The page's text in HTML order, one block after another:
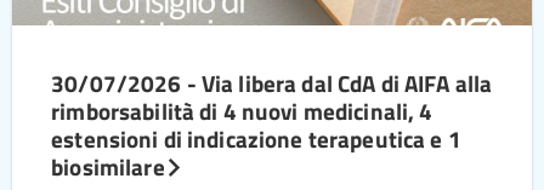
30/07/2026 - Via libera dal CdA di AIFA alla
rimborsabilità di 4 nuovi medicinali, 4
estensioni di indicazione terapeutica e 1
biosimilare